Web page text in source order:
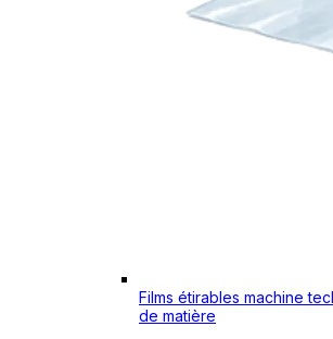
Films étirables machine
de matière